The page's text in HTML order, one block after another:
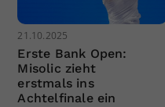
21.10.2025
Erste Bank Open:
Misolic zieht
erstmals ins
Achtelfinale ein